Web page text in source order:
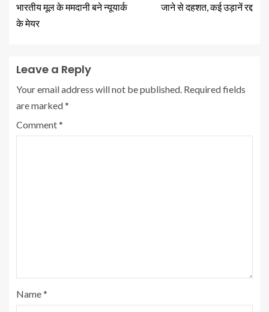
भारतीय मूल के ममदानी बने न्यूयार्क
के मेयर
जाने से दहशत, कई उड़ानें रद्द
Leave a Reply
Your email address will not be published. Required fields
are marked*
Comment*
Name*